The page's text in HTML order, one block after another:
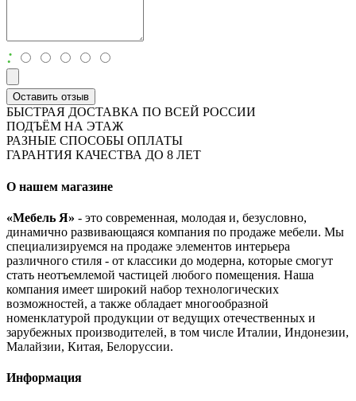
:
Оставить отзыв
БЫСТРАЯ ДОСТАВКА ПО ВСЕЙ РОССИИ
ПОДЪЁМ НА ЭТАЖ
РАЗНЫЕ СПОСОБЫ ОПЛАТЫ
ГАРАНТИЯ КАЧЕСТВА ДО 8 ЛЕТ
О нашем магазине
«Мебель Я» - это современная, молодая и, безусловно,
динамично развивающаяся компания по продаже мебели. Мы
специализируемся на продаже элементов интерьера
различного стиля - от классики до модерна, которые смогут
стать неотъемлемой частицей любого помещения. Наша
компания имеет широкий набор технологических
возможностей, а также обладает многообразной
номенклатурой продукции от ведущих отечественных и
зарубежных производителей, в том числе Италии, Индонезии,
Малайзии, Китая, Белоруссии.
Информация